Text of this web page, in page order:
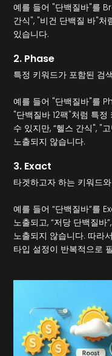
예를 들어 "단백질바"를
간식", "비건 단백질 바"
있습니다.
2. Phase
특정 키워드가 포함된 검
예를 들어 "단백질바"를
"단백질바 12팩"처럼 특
수 있지만, “헬스 간식", "
노출되지 않습니다.
3. Exact
타겟하고자 하는 키워드
예를 들어 “단백질바”를
노출되고, “저당 단백질바
노출되지 않습니다. 따
타입 설정이 반복적으로